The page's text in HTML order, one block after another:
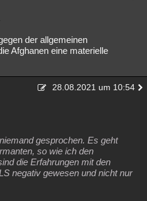
der allgemeinen
Afghanen eine materielle
28.08.2021 um 10:54
gesprochen. Es geht
so wie ich den
die Erfahrungen mit den
negativ gewesen und nicht nur